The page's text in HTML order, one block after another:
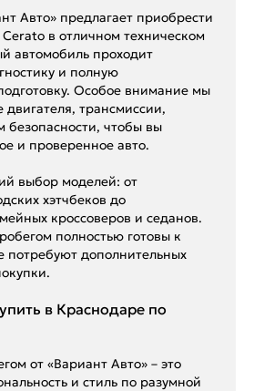
Авто» предлагает приобрести
в отличном техническом
автомобиль проходит
и полную
Особое внимание мы
трансмиссии,
безопасности, чтобы вы
и проверенное авто.
выбор моделей: от
хэтчбеков до
кроссоверов и седанов.
полностью готовы к
потребуют дополнительных
в Краснодаре по
от «Вариант Авто» – это
и стиль по разумной